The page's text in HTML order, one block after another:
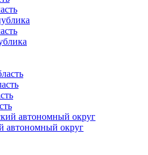
автономный округ
автономный округ